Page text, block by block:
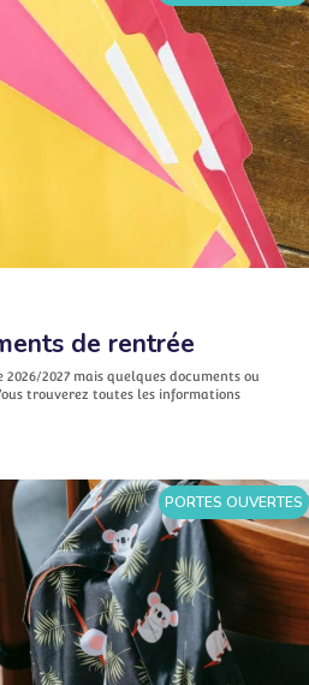
de rentrée
2027 mais quelques documents ou
trouverez toutes les informations
PORTES OUVERTES